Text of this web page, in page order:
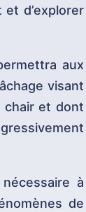
d’explorer
aux
visant
chair et dont
à
de